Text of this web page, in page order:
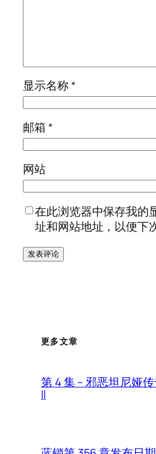
显示名称*
邮箱*
网站
在此浏览器中保存我的
址和网站地址，以便下
更多文章
第 4 集 – 邪恶坦尼娅
II